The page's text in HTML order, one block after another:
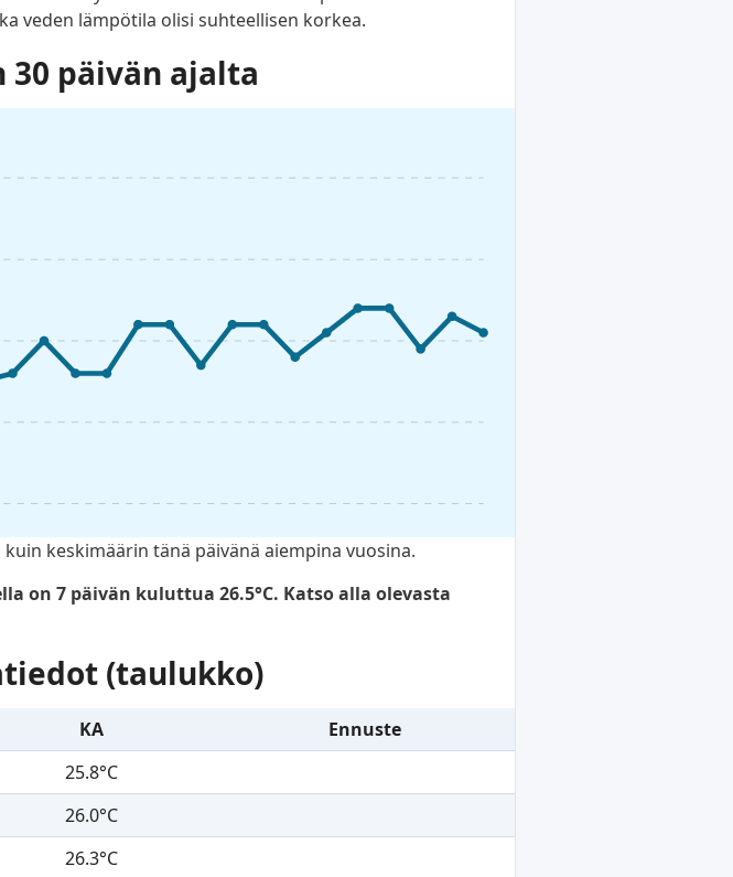
veden lämpötila olisi suhteellisen korkea.
päivän ajalta
keskimäärin tänä päivänä aiempina vuosina.
on 7 päivän kuluttua 26.5°C. Katso alla olevasta
(taulukko)
KA
Ennuste
25.8°C
26.0°C
26.3°C